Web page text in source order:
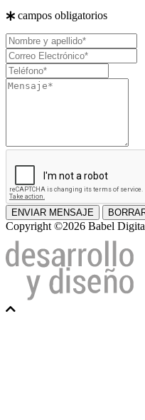
campos obligatorios
Nombre
y
apellido
Correo
Electrónico
Teléfono
Mensaje
ENVIAR MENSAJE
Copyright ©2026 Babel